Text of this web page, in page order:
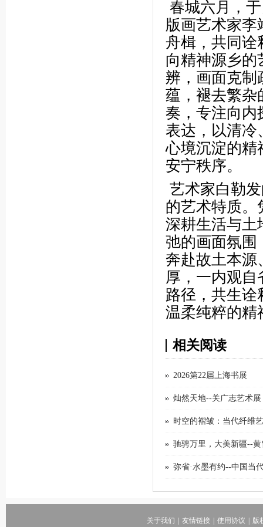
春城六月，
版画艺术家李
舟楫，共同诠
向精神源乡的
辨，画面克制
蕴，褪去繁杂
奏，专注向内
表达，以清冷
心境沉淀的精
安宁秩序。
艺术家白勒
的艺术特质。
深耕生活与土
弛的画面氛围
奔赴故土本源
厚，一内观
路径，共生诠
温柔纯粹的精
相关阅读
2026第22届上海书展
灿然天地--关广志艺术展
时空的褶皱：当代纤维
驰骋万里，大美新疆--
弥省·水墨有约--中国当
关于我们 友情链接 使用协议 版